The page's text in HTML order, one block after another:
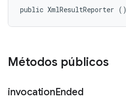
public XmlResultReporter ()
Métodos públicos
invocationEnded